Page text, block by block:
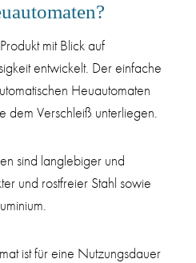
mit Blick auf
entwickelt. Der einfache
Heuautomaten
dem Verschleiß unterliegen.
sind langlebiger und
und rostfreier Stahl sowie
ist für eine Nutzungsdauer